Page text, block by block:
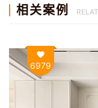
相关案例
6979